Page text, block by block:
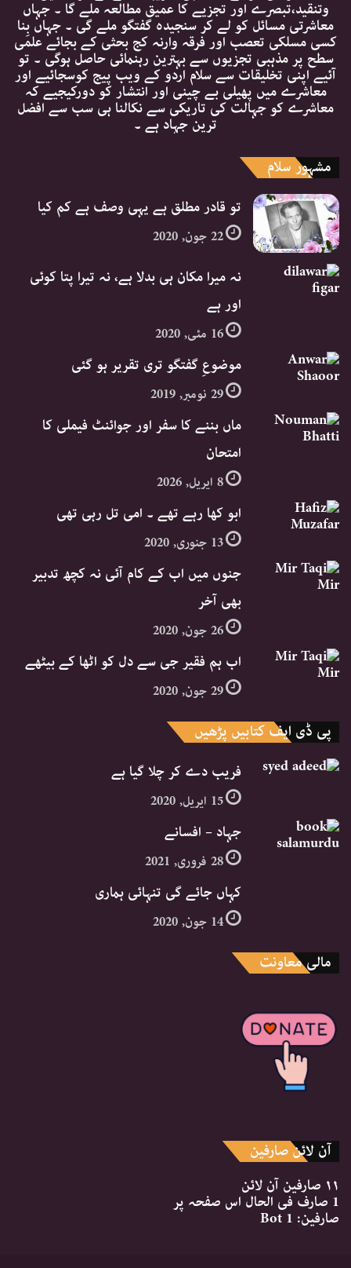
وتنقید،تبصرے اور تجزیے کا عمیق مطالعہ ملے گا ۔ جہاں
معاشرتی مسائل کو لے کر سنجیدہ گفتگو ملے گی ۔ جہاں بِنا
کسی مسلکی تعصب اور فرقہ وارنہ کج بحثی کے بجائے علمی
سطح پر مذہبی تجزیوں سے بہترین رہنمائی حاصل ہوگی ۔ تو
آئیے اپنی تخلیقات سے سلام اردو کے ویب پیج کوسجائیے اور
معاشرے میں پھیلی بے چینی اور انتشار کو دورکیجیے کہ
معاشرے کو جہالت کی تاریکی سے نکالنا ہی سب سے افضل
ترین جہاد ہے ۔
مشہور سلام
تو قادر مطلق ہے یہی وصف ہے کم کیا
22 جون, 2020
نہ میرا مکان ہی بدلا ہے، نہ تیرا پتا کوئی
اور ہے
16 مئی, 2020
موضوعِ گفتگو تری تقریر ہو گئی​
29 نومبر, 2019
ماں بننے کا سفر اور جوائنٹ فیملی کا
امتحان
8 اپریل, 2026
ابو کھا رہے تھے ۔ امی تل رہی تھی
13 جنوری, 2020
جنوں میں اب کے کام آئی نہ کچھ تدبیر
بھی آخر
26 جون, 2020
اب ہم فقیر جی سے دل کو اٹھا کے بیٹھے
29 جون, 2020
پی ڈی ایف کتابیں پڑھیں
فریب دے کر چلا گیا ہے
15 اپریل, 2020
جہاد – افسانے
28 فروری, 2021
کہاں جائے گی تنہائی ہماری
14 جون, 2020
مالی معاونت
آن لائن صارفین
۱۱ صارفین
آن لائن
1 صارف فی الحال اس صفحہ پر
صارفین: 1 Bot